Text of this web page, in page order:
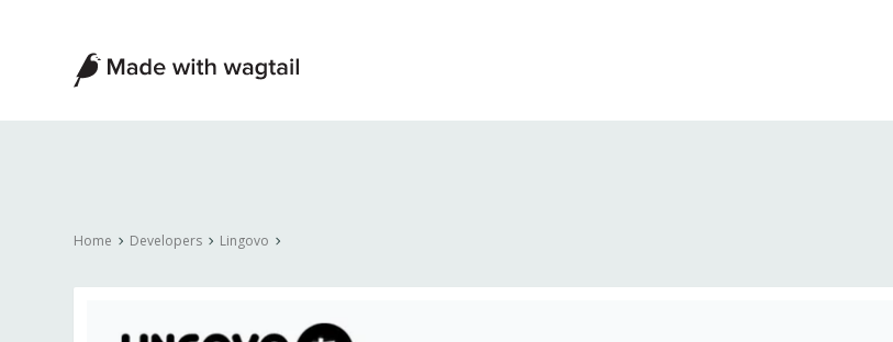
Made
with
Wagtail
Home Developers Lingovo